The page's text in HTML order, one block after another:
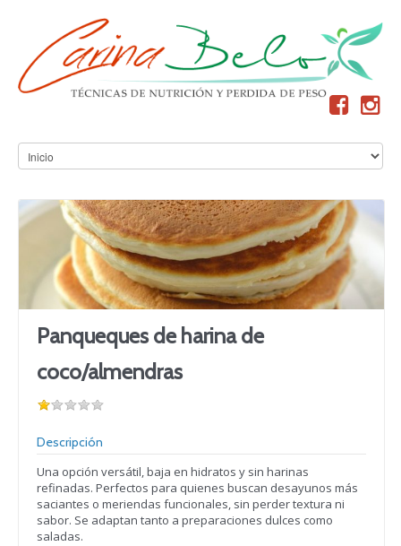
Panqueques de harina de
coco/almendras
Descripción
Una opción versátil, baja en hidratos y sin harinas
refinadas. Perfectos para quienes buscan desayunos más
saciantes o meriendas funcionales, sin perder textura ni
sabor. Se adaptan tanto a preparaciones dulces como
saladas.